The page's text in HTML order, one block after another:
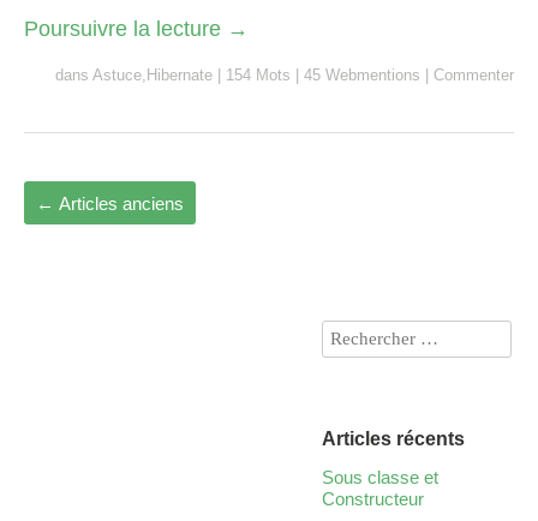
Poursuivre la lecture →
dans Astuce, Hibernate 154 Mots 45 Webmentions Commenter
← Articles anciens
Articles récents
Sous classe et
Constructeur